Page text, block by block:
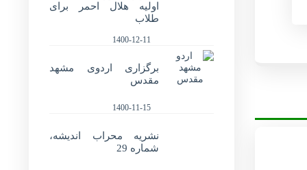
اولیه هلال احمر برای
طلاب
1400-12-11
برگزاری اردوی مشهد
مقدس
1400-11-15
نشریه محراب اندیشه،
شماره 29